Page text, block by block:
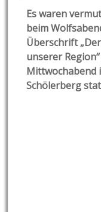
Es waren
beim
Überschrift
unserer
Mittwochabend
Schölerberg